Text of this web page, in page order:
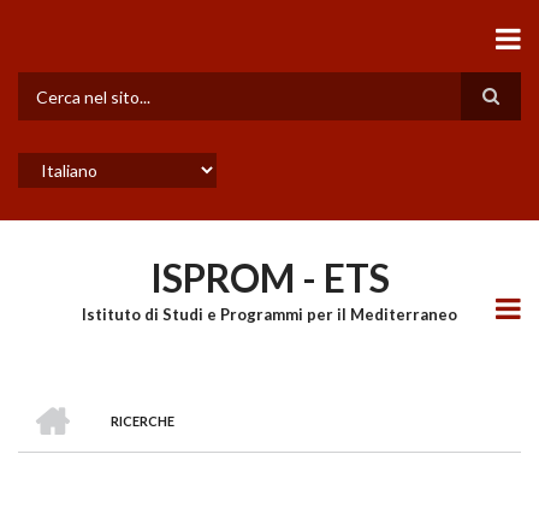
principale
Select
your
ISPROM - ETS
Istituto di Studi e Programmi per il Mediterraneo
BRICIOLE
RICERCHE